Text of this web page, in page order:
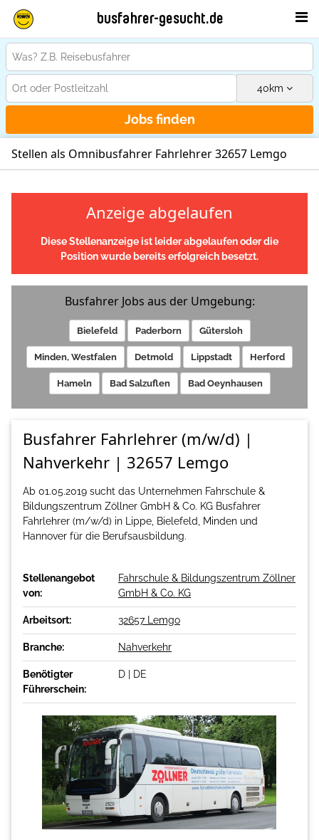
busfahrer-gesucht.de
40km
Jobs finden
Stellen als Omnibusfahrer Fahrlehrer 32657 Lemgo
Anzeige abgelaufen
Diese Stellenanzeige ist leider abgelaufen oder die
Position wurde bereits erfolgreich besetzt.
Busfahrer Jobs aus der Umgebung:
Bielefeld Paderborn Gütersloh
Minden, Westfalen Detmold Lippstadt Herford
Hameln Bad Salzuflen Bad Oeynhausen
Busfahrer Fahrlehrer (m/w/d) |
Nahverkehr | 32657 Lemgo
Ab 01.05.2019 sucht das Unternehmen Fahrschule &
Bildungszentrum Zöllner GmbH & Co. KG Busfahrer
Fahrlehrer (m/w/d) in Lippe, Bielefeld, Minden und
Hannover für die Berufsausbildung.
Stellenangebot
von:
Fahrschule & Bildungszentrum Zöllner
GmbH & Co. KG
Arbeitsort: 32657 Lemgo
Branche: Nahverkehr
Benötigter
Führerschein:
D | DE